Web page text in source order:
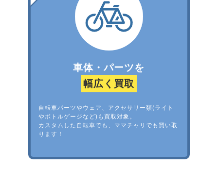
車体・パーツを
幅広く買取
自転車パーツやウェア、アクセサリー類(ライト
やボトルゲージなど)も買取対象。
カスタムした自転車でも、ママチャリでも買い取
ります！